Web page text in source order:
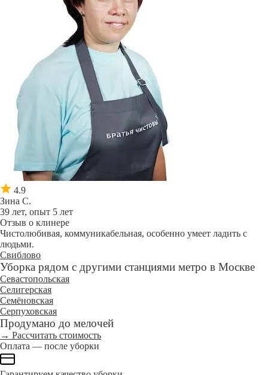
4.9
Зина С.
39 лет, опыт 5 лет
Отзыв о клинере
Чистолюбивая, коммуникабельная, особенно умеет ладить с
людьми.
Свиблово
Уборка рядом с другими станциями метро в Москве
Севастопольская
Селигерская
Семёновская
Серпуховская
Продумано до мелочей
→ Рассчитать стоимость
Оплата — после уборки